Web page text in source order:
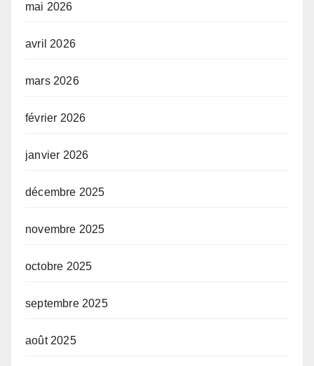
mai 2026
avril 2026
mars 2026
février 2026
janvier 2026
décembre 2025
novembre 2025
octobre 2025
septembre 2025
août 2025